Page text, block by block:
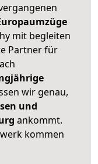
mit begleiten
Partner für
wir genau,
und
ankommt.
kommen